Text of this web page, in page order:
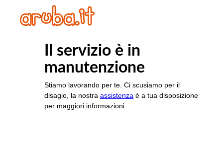
Il servizio è in
manutenzione
Stiamo lavorando per te. Ci scusiamo per il
disagio, la nostra assistenza è a tua disposizione
per maggiori informazioni